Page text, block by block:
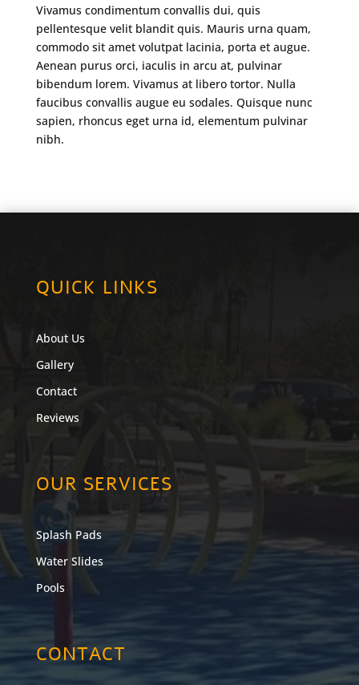
Vivamus condimentum convallis dui, quis
pellentesque velit blandit quis. Mauris urna quam,
commodo sit amet volutpat lacinia, porta et augue.
Aenean purus orci, iaculis in arcu at, pulvinar
bibendum lorem. Vivamus at libero tortor. Nulla
faucibus convallis augue eu sodales. Quisque nunc
sapien, rhoncus eget urna id, elementum pulvinar
nibh.
QUICK LINKS
About Us
Gallery
Contact
Reviews
OUR SERVICES
Splash Pads
Water Slides
Pools
CONTACT